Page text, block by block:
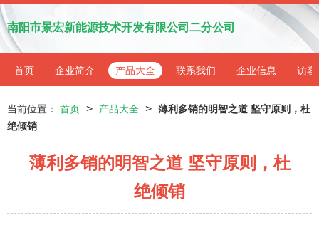
南阳市景宏新能源技术开发有限公司二分公司
首页 企业简介 产品大全 联系我们 企业信息 访客
当前位置： 首页 > 产品大全 > 薄利多销的明智之道 坚守原则，杜
绝倾销
薄利多销的明智之道 坚守原则，杜
绝倾销